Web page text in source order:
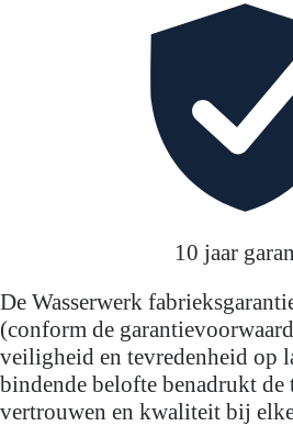
10 jaar
De Wasserwerk
(conform de
veiligheid en tevredenheid op
bindende belofte benadrukt de
vertrouwen en kwaliteit bij